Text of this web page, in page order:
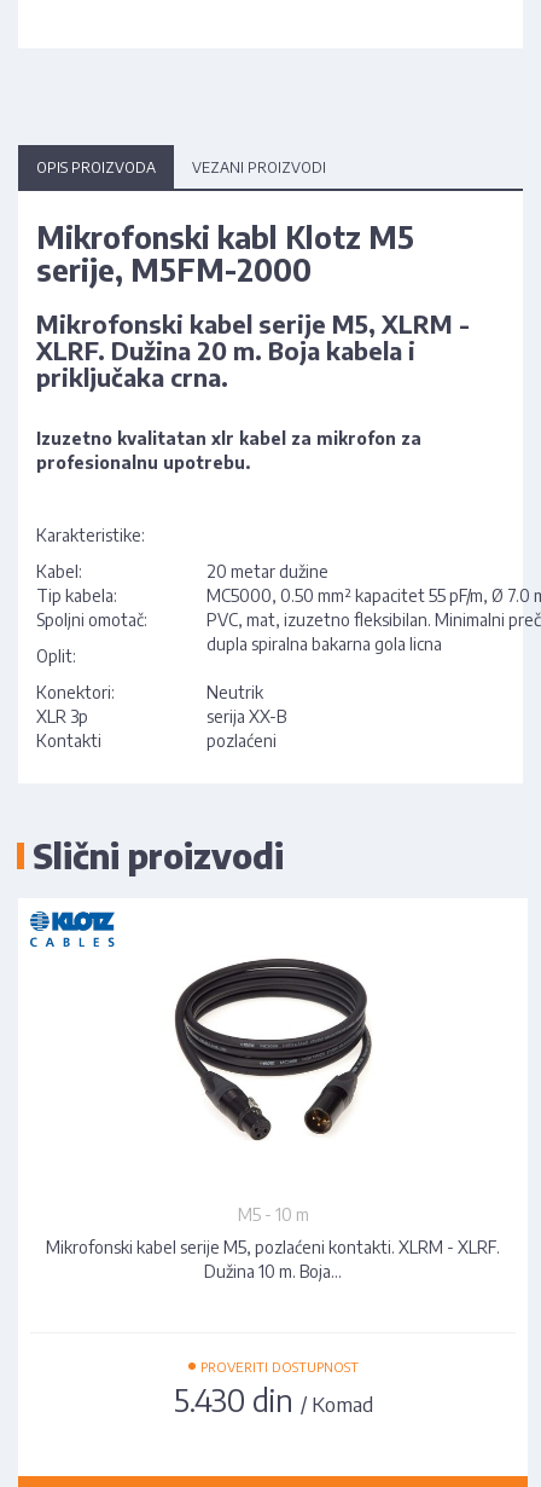
OPIS PROIZVODA VEZANI PROIZVODI
Mikrofonski kabl Klotz M5
serije, M5FM-2000
Mikrofonski kabel serije M5, XLRM -
XLRF. Dužina 20 m. Boja kabela i
priključaka crna.
Izuzetno kvalitatan xlr kabel za mikrofon za
profesionalnu upotrebu.
Karakteristike:
Kabel:
20 metar dužine
Tip kabela:
MC5000, 0.50 mm² kapacitet 55 pF/m, Ø 7.0
Spoljni omotač:
PVC, mat, izuzetno fleksibilan. Minimalni
Oplit:
dupla spiralna bakarna gola licna
Konektori:
Neutrik
XLR 3p
serija XX-B
Kontakti
pozlaćeni
Slični proizvodi
M5 - 10 m
Mikrofonski kabel serije M5, pozlaćeni kontakti. XLRM - XLRF.
Dužina 10 m. Boja…
• PROVERITI DOSTUPNOST
5.430 din / Komad